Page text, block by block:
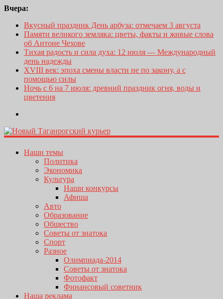
Вчера:
Вкусный праздник День арбуза: отмечаем 3 августа
Памяти великого земляка: цветы, факты и живые слова
об Антоне Чехове
Тихая радость и сила духа: 12 июля — Международный
день надежды
XVIII век: эпоха смены власти не по закону, а с
помощью силы
Ночь с 6 на 7 июля: древний праздник огня, воды и
цветения
Наши темы
Политика
Экономика
Культура
Наши конкурсы
Афиша
Авто
Образование
Общество
Советы от знатока
Спорт
Разное
Олимпиада-2014
Советы от знатока
Фотофакт
Финансовый советник
Наша реклама